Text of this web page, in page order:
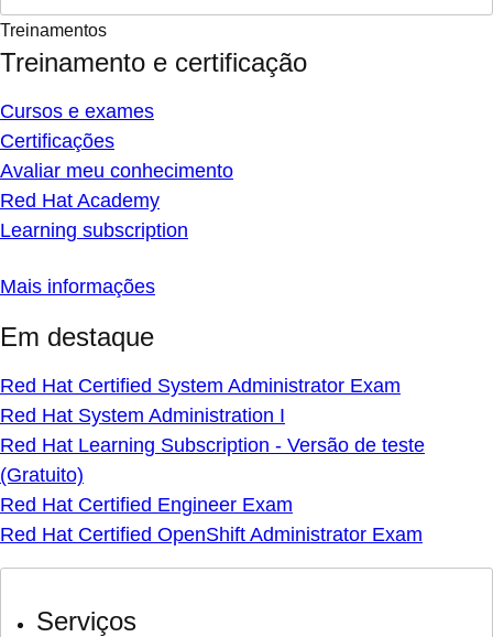
Treinamentos
Treinamento e certificação
Cursos e exames
Certificações
Avaliar meu conhecimento
Red Hat Academy
Learning subscription
Mais informações
Em destaque
Red Hat Certified System Administrator Exam
Red Hat System Administration I
Red Hat Learning Subscription - Versão de teste
(Gratuito)
Red Hat Certified Engineer Exam
Red Hat Certified OpenShift Administrator Exam
Serviços